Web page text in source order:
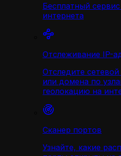
Бесплатный
интернета
Отслеживание IP-
Отследите
или домена по
геолокацию на
Сканер портов
Узнайте, какие